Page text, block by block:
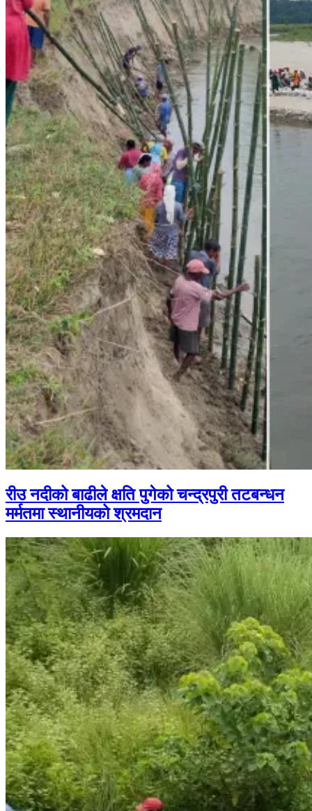
रीउ नदीको बाढीले क्षति पुगेको चन्द्रपुरी तटबन्धन
मर्मतमा स्थानीयको श्रमदान